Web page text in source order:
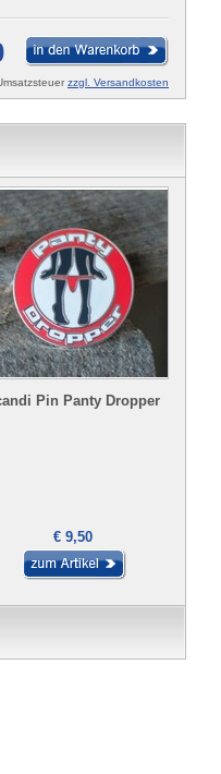
zzgl. Versandkosten
Pin Panty Dropper
€ 9,50